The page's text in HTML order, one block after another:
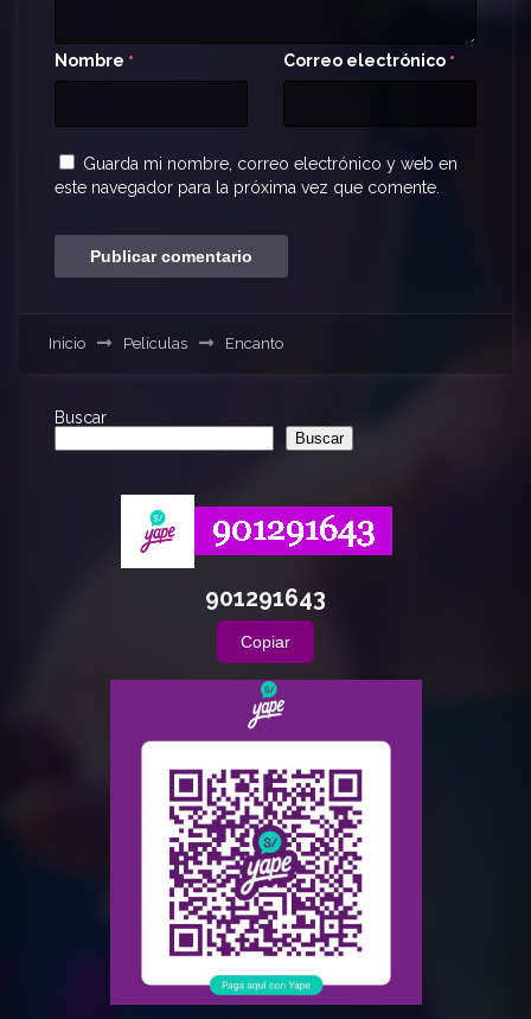
Nombre * Correo electrónico *
Guarda mi nombre, correo electrónico y web en
este navegador para la próxima vez que comente.
Inicio Películas Encanto
Buscar
Buscar
901291643
Copiar